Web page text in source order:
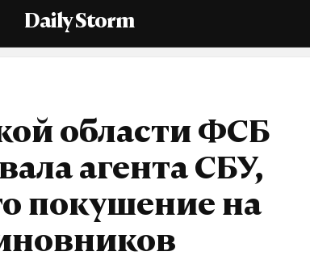
Daily Storm
области ФСБ
агента СБУ,
покушение на